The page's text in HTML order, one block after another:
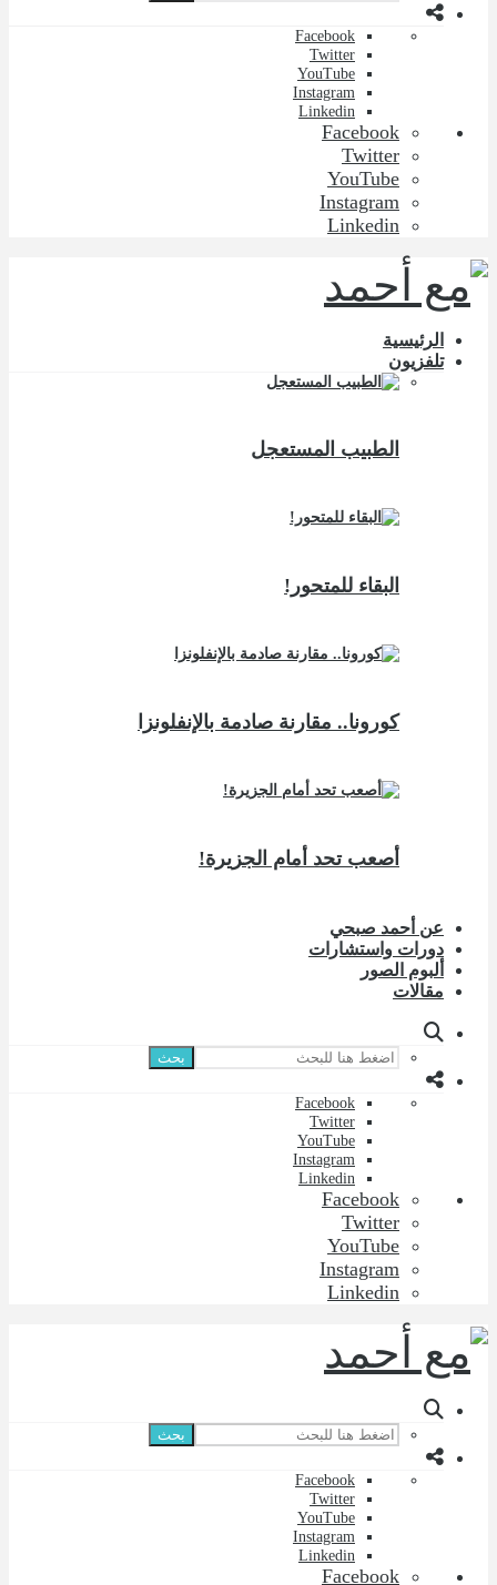
Facebook
Twitter
YouTube
Instagram
Linkedin
Facebook
Twitter
YouTube
Instagram
Linkedin
الرئيسية
تلفزيون
الطبيب المستعجل
البقاء للمتحور!
كورونا.. مقارنة صادمة بالإنفلونزا
أصعب تحد أمام الجزيرة!
عن أحمد صبحي
دورات واستشارات
ألبوم الصور
مقالات
بحث
Facebook
Twitter
YouTube
Instagram
Linkedin
Facebook
Twitter
YouTube
Instagram
Linkedin
بحث
Facebook
Twitter
YouTube
Instagram
Linkedin
Facebook